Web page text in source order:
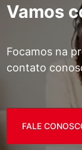
Vamos
Focamos na
contato
FALE